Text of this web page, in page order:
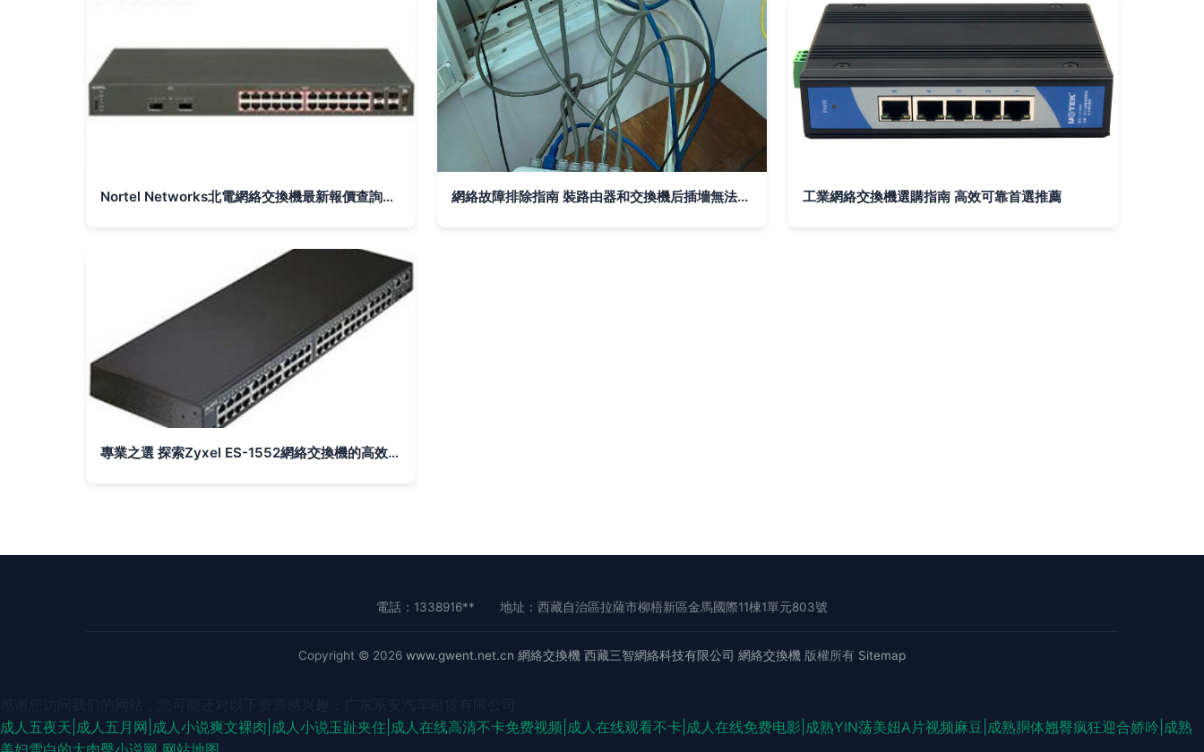
Nortel Networks北電網絡交換機最新報價查詢報告 基于Myprice價格網首頁解析 網絡故障排除指南 裝路由器和交換機后插墻無法上網 工業網絡交換機選購指南 高效可靠首選推薦
專業之選 探索Zyxel ES-1552網絡交換機的高效與可靠性
電話：1338916** 地址：西藏自治區拉薩市柳梧新區金馬國際11棟1單元803號
Copyright © 2026 www.gwent.net.cn 網絡交換機 西藏三智網絡科技有限公司 網絡交換機 版權所有 Sitemap
成人五夜天|成人五月网|成人小说爽文裸肉|成人小说玉趾夹住|成人在线高清不卡免费视频|成人在线观看不卡|成人在线免费电影|成熟YIN荡美妞A片视频麻豆|成熟胴体翘臀疯狂迎合娇吟|成熟
激情综合丁香 蜜芽AV久久 蜜臀gv蜜芽 成人午夜影院 午夜伊人极品综合 黑人另类AV 91呆哥人妻系列 欧美网站在线观看 国产操女人 午夜有码av 国产系列WWW 在线观看黄色电影 老司机激情网 成人在线观看网址 五月花AV电影网